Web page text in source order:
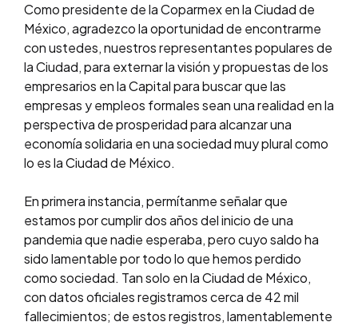
Como presidente de la Coparmex en la Ciudad de
México, agradezco la oportunidad de encontrarme
con ustedes, nuestros representantes populares de
la Ciudad, para externar la visión y propuestas de los
empresarios en la Capital para buscar que las
empresas y empleos formales sean una realidad en la
perspectiva de prosperidad para alcanzar una
economía solidaria en una sociedad muy plural como
lo es la Ciudad de México.
En primera instancia, permítanme señalar que
estamos por cumplir dos años del inicio de una
pandemia que nadie esperaba, pero cuyo saldo ha
sido lamentable por todo lo que hemos perdido
como sociedad. Tan solo en la Ciudad de México,
con datos oficiales registramos cerca de 42 mil
fallecimientos; de estos registros, lamentablemente